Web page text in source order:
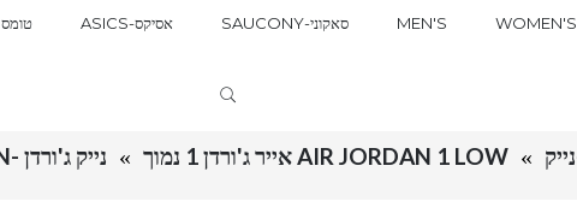
TOM'S- טומס ASICS-אסיקס SAUCONY-סאקוני MEN'S WOMEN'S
AIR JORDAN 1 LOW אייר ג'ורדן 1 נמוך נייק ג'ורדן -NIKE AIR JORDAN 1 LOW – GEORGETOWN